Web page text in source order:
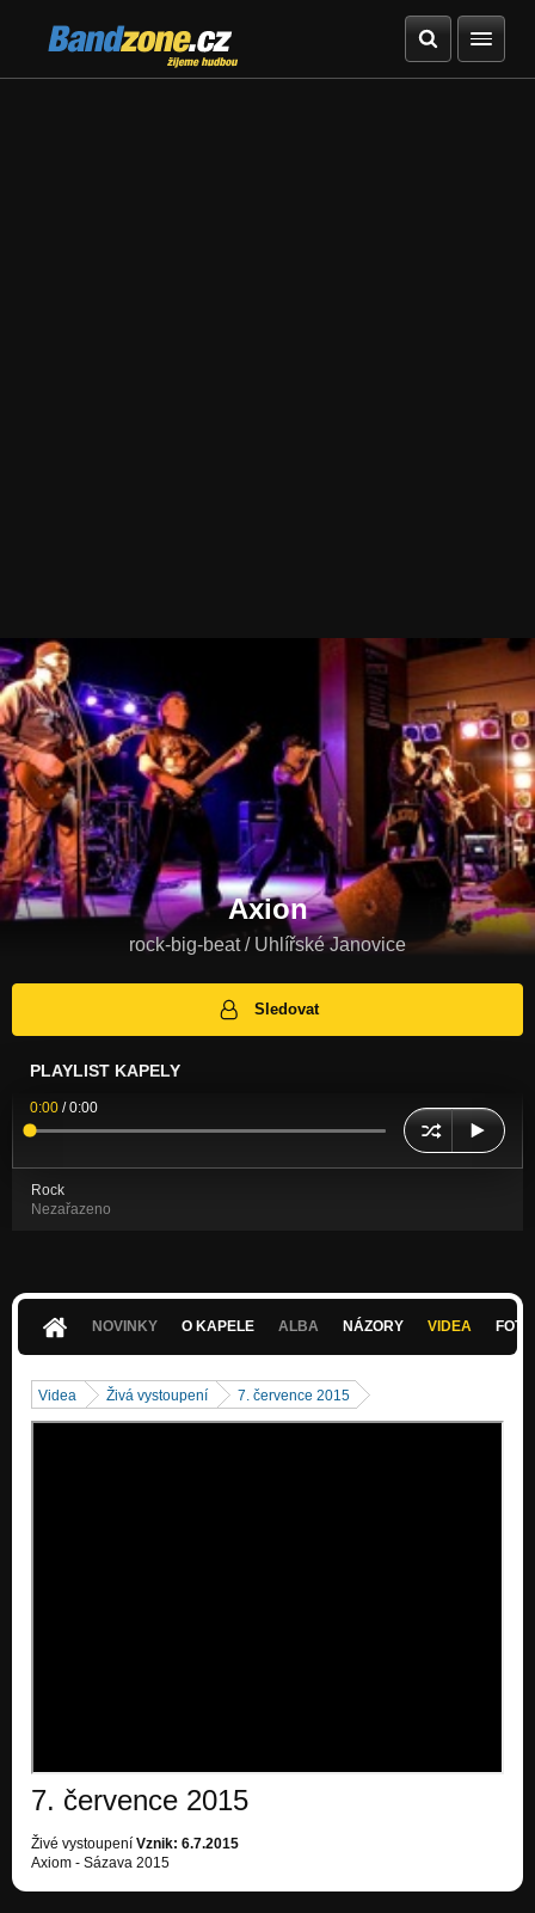
Bandzone.cz
žijeme hudbou
Axion
rock-big-beat / Uhlířské Janovice
Sledovat
PLAYLIST KAPELY
0:00 /0:00
Rock
Nezařazeno
NOVINKY O KAPELE ALBA NÁZORY VIDEA
Videa Živá vystoupení 7. července 2015
7. července 2015
Živé vystoupení Vznik: 6.7.2015
Axiom - Sázava 2015